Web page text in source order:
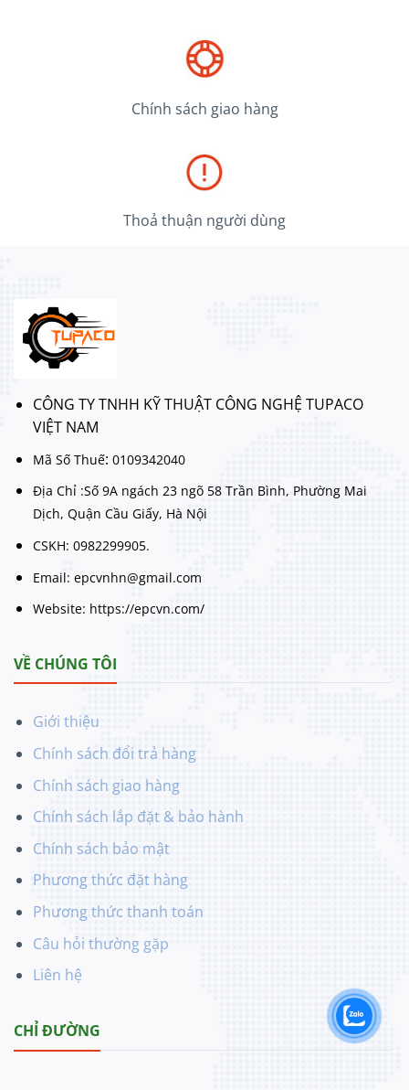
Chính sách giao hàng
Thoả thuận người dùng
CÔNG TY TNHH KỸ THUẬT CÔNG NGHỆ TUPACO
VIỆT NAM
Mã Số Thuế: 0109342040
Địa Chỉ :Số 9A ngách 23 ngõ 58 Trần Bình, Phường Mai
Dịch, Quận Cầu Giấy, Hà Nội
CSKH: 0982299905.
Email: epcvnhn@gmail.com
Website: https://epcvn.com/
VỀ CHÚNG TÔI
Giới thiệu
Chính sách đổi trả hàng
Chính sách giao hàng
Chính sách lắp đặt & bảo hành
Chính sách bảo mật
Phương thức đặt hàng
Phương thức thanh toán
Câu hỏi thường gặp
Liên hệ
CHỈ ĐƯỜNG